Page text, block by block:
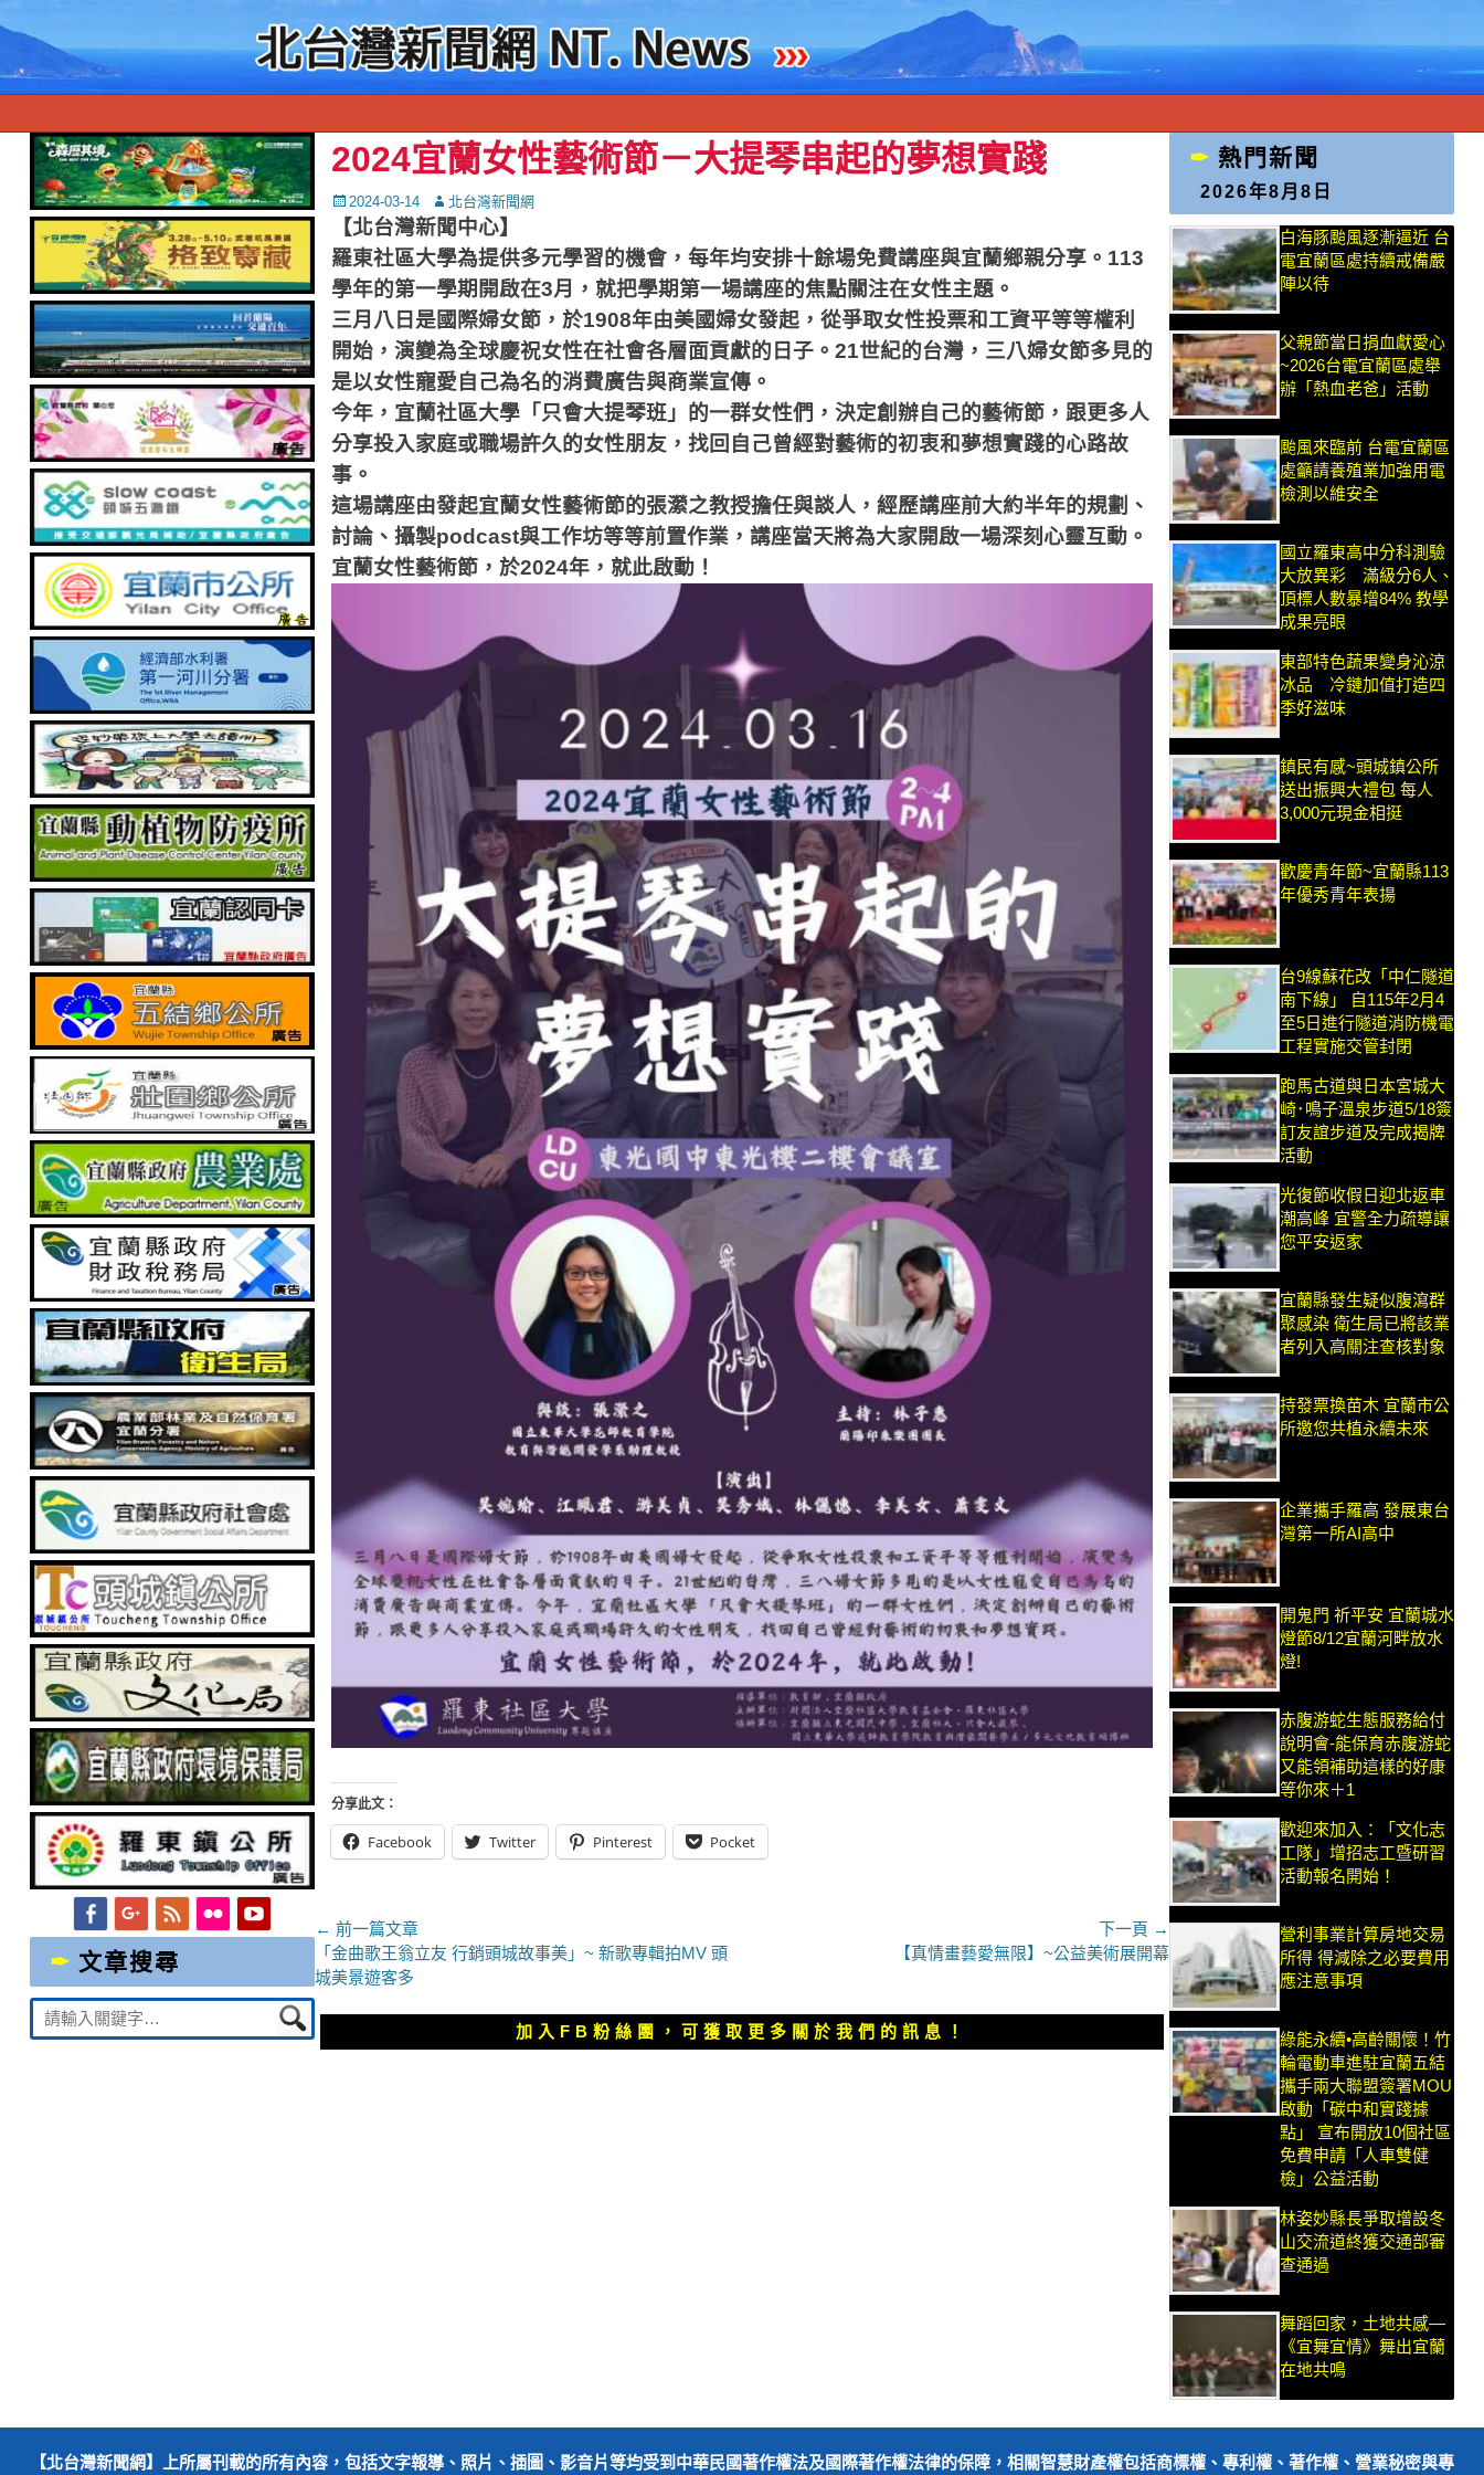
2024宜蘭女性藝術節－大提琴串起的夢想實踐
Posted
on
2024-03-14 Autor北台灣新聞網
【北台灣新聞中心】
羅東社區大學為提供多元學習的機會，每年均安排十餘場免費講座與宜蘭鄉親分享。113
學年的第一學期開啟在3月，就把學期第一場講座的焦點關注在女性主題。
三月八日是國際婦女節，於1908年由美國婦女發起，從爭取女性投票和工資平等等權利
開始，演變為全球慶祝女性在社會各層面貢獻的日子。21世紀的台灣，三八婦女節多見的
是以女性寵愛自己為名的消費廣告與商業宣傳。
今年，宜蘭社區大學「只會大提琴班」的一群女性們，決定創辦自己的藝術節，跟更多人
分享投入家庭或職場許久的女性朋友，找回自己曾經對藝術的初衷和夢想實踐的心路故
事。
這場講座由發起宜蘭女性藝術節的張瀠之教授擔任與談人，經歷講座前大約半年的規劃、
討論、攝製podcast與工作坊等等前置作業，講座當天將為大家開啟一場深刻心靈互動。
宜蘭女性藝術節，於2024年，就此啟動！
分享此文：
Facebook Twitter Pinterest Pocket
文
章
導
覽
← 前一篇文章
上
一
篇
章：
「金曲歌王翁立友 行銷頭城故事美」~ 新歌專輯拍MV 頭
城美景遊客多
下一頁 →
文
章：
【真情畫藝愛無限】~公益美術展開幕
加入FB粉絲團，可獲取更多關於我們的訊息！
熱門新聞
2026年8月8日
白海豚颱風逐漸逼近 台
電宜蘭區處持續戒備嚴
陣以待
父親節當日捐血獻愛心
~2026台電宜蘭區處舉
辦「熱血老爸」活動
颱風來臨前 台電宜蘭區
處籲請養殖業加強用電
檢測以維安全
國立羅東高中分科測驗
大放異彩 滿級分6人、
頂標人數暴增84% 教學
成果亮眼
東部特色蔬果變身沁涼
冰品 冷鏈加值打造四
季好滋味
鎮民有感~頭城鎮公所
送出振興大禮包 每人
3,000元現金相挺
歡慶青年節~宜蘭縣113
年優秀青年表揚
台9線蘇花改「中仁隧道
南下線」 自115年2月4
至5日進行隧道消防機電
工程實施交管封閉
跑馬古道與日本宮城大
崎･鳴子溫泉步道5/18簽
訂友誼步道及完成揭牌
活動
光復節收假日迎北返車
潮高峰 宜警全力疏導讓
您平安返家
宜蘭縣發生疑似腹瀉群
聚感染 衛生局已將該業
者列入高關注查核對象
持發票換苗木 宜蘭市公
所邀您共植永續未來
企業攜手羅高 發展東台
灣第一所AI高中
開鬼門 祈平安 宜蘭城水
燈節8/12宜蘭河畔放水
燈!
赤腹游蛇生態服務給付
說明會-能保育赤腹游蛇
又能領補助這樣的好康
等你來＋1
歡迎來加入：「文化志
工隊」增招志工暨研習
活動報名開始！
營利事業計算房地交易
所得 得減除之必要費用
應注意事項
綠能永續•高齡關懷！竹
輪電動車進駐宜蘭五結
攜手兩大聯盟簽署MOU
啟動「碳中和實踐據
點」 宣布開放10個社區
免費申請「人車雙健
檢」公益活動
林姿妙縣長爭取增設冬
山交流道終獲交通部審
查通過
舞蹈回家，土地共感—
《宜舞宜情》舞出宜蘭
在地共鳴
FacebookGoogleplus
FeedFlickrYouTube
文章搜尋
Suche
nach:
【北台灣新聞網】上所屬刊載的所有內容，包括文字報導、照片、插圖、影音片等均受到中華民國著作權法及國際著作權法律的保障，相關智慧財產權包括商標權、專利權、著作權、營業秘密與專